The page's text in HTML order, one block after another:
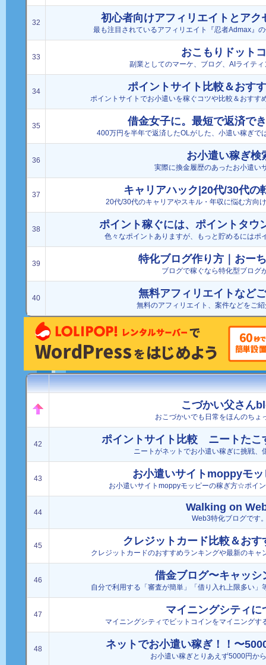
32 初心者向けアフィリエイトとアク
最も注目されているアフィリエイト『忍者Admax』
33 おこもりドット
副業としてのマーケ、ブログ、AIライテ
34 ポイントサイト比較＆おす
ポイントサイトでお小遣いを稼ぐコツや比較＆おすす
35 借金女子に。最短で返済で
400万円を半年で返済したOLがした、小遣い稼ぎで
36 お小遣い稼ぎ検
実際に換金履歴のあったお小遣い
37 キャリアハック|20代/30代の
20代/30代のキャリアやスキル・年収に悩む方向
38 ポイント稼ぐには、ポイントタウ
色々なポイントありますが、もっと貯めるにはポ
39 特化ブログ作り方｜おー
ブログで稼ぐなら特化型ブログ
40 無料アフィリエイトなど
無料のアフィリエイト、案件などをご
こづかい父さん
おこづかいでも日常をほんのちょ
42 ポイントサイト比較 ニートたこ
ニートがネットでお小遣い稼ぎに挑戦、
43 お小遣いサイトmoppyモ
お小遣いサイトmoppyモッピーの稼ぎ方☆ポイ
44 Walking on
Web3特化ブログです
45 クレジットカード比較＆おす
クレジットカードのおすすめランキングや最新のキャ
46 借金ブログ〜キャッシ
自分で利用する「審査が簡単」「借り入れ上限多い」
47 マイニングシティに
マイニングシティでビットコインをマイニングす
48 ネットでお小遣い稼ぎ！！〜
お小遣い稼ぎとりあえず5000円か